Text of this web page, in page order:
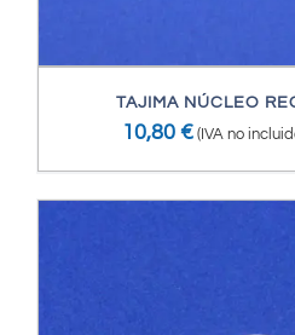
TAJIMA NÚCLEO
10,80 € (IVA no